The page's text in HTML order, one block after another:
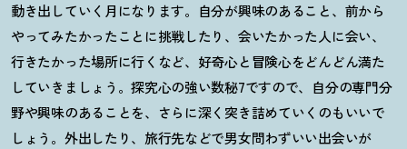
動き出していく月になります。自分が興味のあること、前から
やってみたかったことに挑戦したり、会いたかった人に会い、
行きたかった場所に行くなど、好奇心と冒険心をどんどん満た
していきましょう。探究心の強い数秘7ですので、自分の専門分
野や興味のあることを、さらに深く突き詰めていくのもいいで
しょう。外出したり、旅行先などで男女問わずいい出会いが